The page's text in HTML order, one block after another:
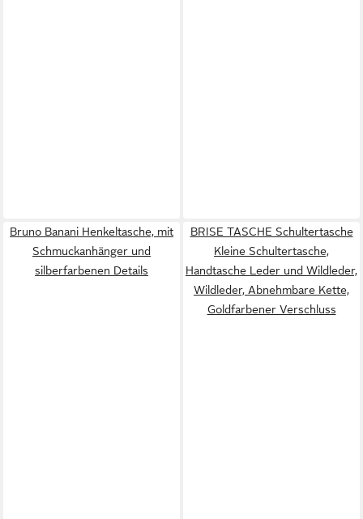
Bruno Banani Henkeltasche, mit
Schmuckanhänger und
silberfarbenen Details
BRISE TASCHE Schultertasche
Kleine Schultertasche,
Handtasche Leder und Wildleder,
Wildleder, Abnehmbare Kette,
Goldfarbener Verschluss